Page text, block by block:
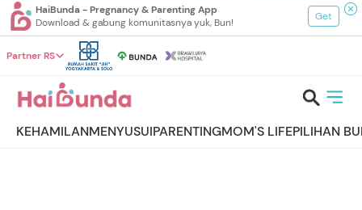
HaiBunda - Pregnancy & Parenting App
Download & gabung komunitasnya yuk, Bun!
Get
Partner RS
KEHAMILANMENYUSUIPARENTINGMOM'S LIFEPILIHAN